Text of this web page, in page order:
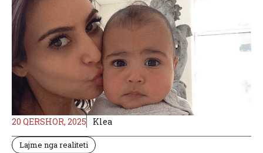
20 QERSHOR, 2025 Klea
Lajme nga realiteti